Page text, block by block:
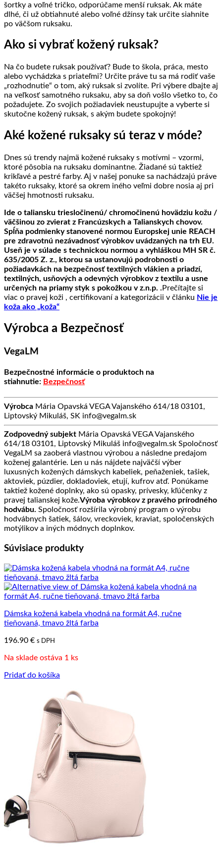
šortky a voľné tričko, odporúčame menší ruksak. Ak máte
dlhé, či už obtiahnuté alebo voľné džínsy tak určite siahnite
po väčšom ruksaku.
Ako si vybrať kožený ruksak?
Na čo budete ruksak používať? Bude to škola, práca, mesto
alebo vychádzka s priateľmi? Určite práve tu sa má rodiť vaše
„rozhodnutie“ o tom, aký ruksak si zvolíte. Pri výbere dbajte aj
na veľkosť samotného ruksaku, aby sa doň vošlo všetko to, čo
požadujete. Zo svojich požiadaviek neustupujte a vyberte si
skutočne kožený ruksak, s akým budete spokojný!
Aké kožené ruksaky sú teraz v móde?
Dnes sú trendy najmä kožené ruksaky s motívmi – vzormi,
ktoré pôsobia na ruksaku dominantne. Žiadané sú taktiež
krikľavé a pestré farby. Aj v našej ponuke sa nachádzajú práve
takéto ruksaky, ktoré sa okrem iného veľmi dobre nosia aj pri
väčšej hmotnosti ruksaku.
Ide o taliansku triesločinenú/ chromočinenú hovädziu kožu /
väčšinou zo zvierat z Francúzskych a Talianskych chovov.
Spĺňa podmienky stanovené normou Europskej unie REACH
pre zdravotnú nezávadnosť výrobkov uvádzaných na trh EU.
Useň je v súlade s technickou normou a vyhláškou MH SR č.
635/2005 Z. z., ktorou sa ustanovujú podrobnosti o
požiadavkách na bezpečnosť textilných vlákien a priadzí,
textilných, usňových a odevných výrobkov z textilu a usne
určených na priamy styk s pokožkou v z.n.p. . Prečítajte si
viac o pravej koži , certifikovaní a kategorizácii v článku Nie je
koža ako „koža“
Výrobca a Bezpečnosť
VegaLM
Bezpečnostné informácie o produktoch na
stiahnutie: Bezpečnosť
Výrobca Mária Opavská VEGA Vajanského 614/18 03101,
Liptovský Mikuláš, SK info@vegalm.sk
Zodpovedný subjekt Mária Opavská VEGA Vajanského
614/18 03101, Liptovský Mikuláš info@vegalm.sk Spoločnosť
VegaLM sa zaoberá vlastnou výrobou a následne predajom
koženej galantérie. Len u nás nájdete najväčší výber
luxusných kožených dámskych kabeliek, peňaženiek, tašiek,
aktoviek, púzdier, dokladoviek, etují, kufrov atď. Ponúkame
taktiež kožené doplnky, ako sú opasky, prívesky, kľúčenky z
pravej talianskej kože.Výroba výrobkov z pravého prírodného
hodvábu. Spoločnosť rozšírila výrobný program o výrobu
hodvábnych šatiek, šálov, vreckoviek, kraviat, spoločenských
motýlikov a iných módnych doplnkov.
Súvisiace produkty
Dámska kožená kabela vhodná na formát A4, ručne
tieňovaná, tmavo žltá farba
196.90 € s DPH
Na sklade ostáva 1 ks
Pridať do košíka